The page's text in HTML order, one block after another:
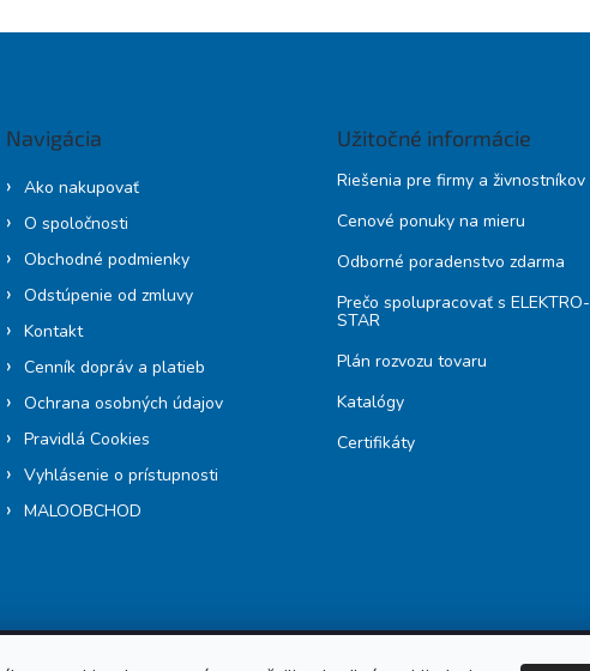
Navigácia
Ako nakupovať
O spoločnosti
Obchodné podmienky
Odstúpenie od zmluvy
Kontakt
Cenník dopráv a platieb
Ochrana osobných údajov
Pravidlá Cookies
Vyhlásenie o prístupnosti
MALOOBCHOD
Užitočné informácie
Riešenia pre firmy a živnostníkov
Cenové ponuky na mieru
Odborné poradenstvo zdarma
Prečo spolupracovať s ELEKTRO-
STAR
Plán rozvozu tovaru
Katalógy
Certifikáty